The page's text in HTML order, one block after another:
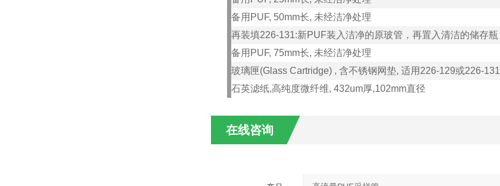
备用 PUF, 50mm长, 未经洁净处理
再装填226-131:新PUF装入洁净的原玻管，再置入清洁的储存瓶
备用 PUF, 75mm长, 未经洁净处理
玻璃匣(Glass Cartridge) , 含不锈钢网垫, 适用 226-129或226-131
石英滤纸,高纯度微纤维, 432um厚,102mm直径
在线咨询